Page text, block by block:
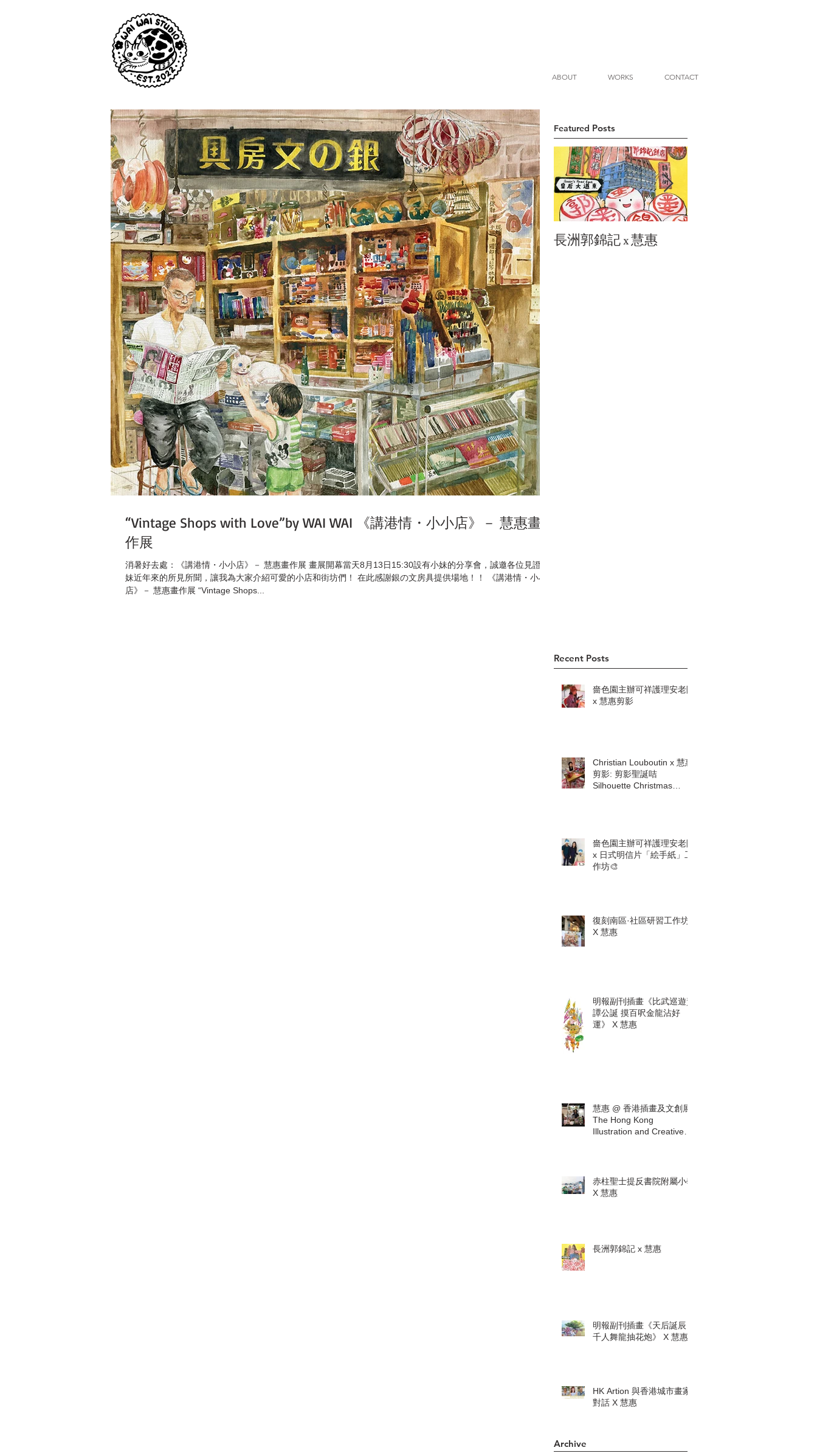
ABOUT WORKS CONTACT
“Vintage Shops with Love”by WAI WAI 《講港情・小小店》－ 慧惠畫
作展
消暑好去處：《講港情・小小店》－ 慧惠畫作展 畫展開幕當天8月13日15:30設有小妹的分享會，誠邀各位見證小
妹近年來的所見所聞，讓我為大家介紹可愛的小店和街坊們！ 在此感謝銀の文房具提供場地！！ 《講港情・小小
店》－ 慧惠畫作展 “Vintage Shops...
Featured Posts
長洲郭錦記 x 慧惠
Recent Posts
嗇色園主辦可祥護理安老院
x 慧惠剪影
Christian Louboutin x 慧惠
剪影: 剪影聖誕咭
Silhouette Christmas
嗇色園主辦可祥護理安老院
x 日式明信片「絵手紙」工
作坊🎨
復刻南區·社區研習工作坊
X 慧惠
明報副刊插畫《比武巡遊賀
譚公誕 摸百呎金龍沾好
運》 X 慧惠
慧惠 @ 香港插畫及文創展
The Hong Kong
Illustration and Creative
赤柱聖士提反書院附屬小學
X 慧惠
長洲郭錦記 x 慧惠
明報副刊插畫《天后誕辰
千人舞龍抽花炮》 X 慧惠
HK Artion 與香港城市畫家
對話 X 慧惠
Archive